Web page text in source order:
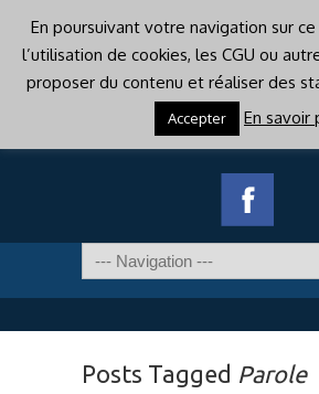
Posts Tagged Parole
En poursuivant votre navigation sur
l’utilisation de cookies, les CGU ou
proposer du contenu et réaliser des
Accepter En savoir